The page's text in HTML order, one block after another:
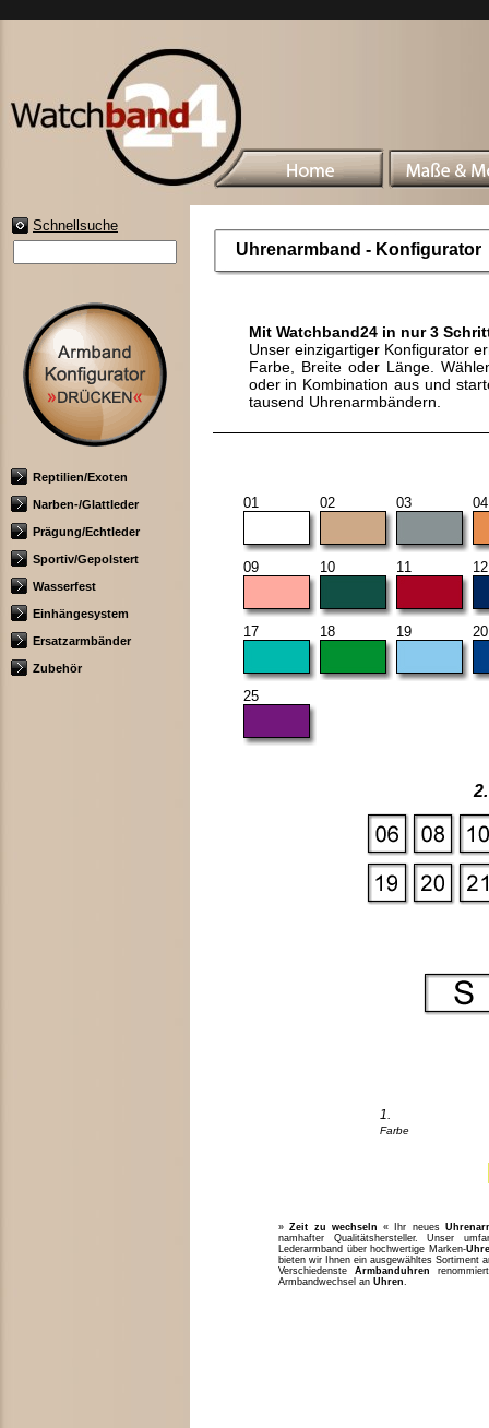
Schnellsuche
Reptilien/Exoten
Narben-/Glattleder
Prägung/Echtleder
Sportiv/Gepolstert
Wasserfest
Einhängesystem
Ersatzarmbänder
Zubehör
Uhrenarmband - Konfigurator
Mit Watchband24 in nur 3
Unser einzigartiger Konfigurator
Farbe, Breite oder Länge.
oder in Kombination aus und
tausend Uhrenarmbändern.
01 02 03 04
09 10 11 12
17 18 19 20
25
1.
Farbe
»Zeit zu wechseln « Ihr neues
namhafter Qualitätshersteller. Unser
Lederarmband über hochwertige Marken-
bieten wir Ihnen ein ausgewähltes Sortiment
Verschiedenste Armbanduhren
Armbandwechsel an Uhren.